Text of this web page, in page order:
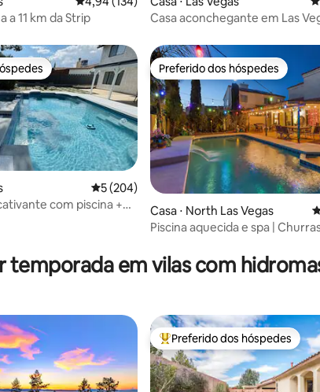
a 11 km da Strip
Casa aconchegante em Las
5, 111 avaliações
5 de uma avaliação média de 5, 204
5 (204)
com piscina +
Preferido dos hóspedes
Preferido dos hóspedes
Casa ⋅ North Las Vegas
Piscina aquecida e spa |
temporada em vilas com
Entre os melhores preferidos
Preferido dos hóspedes